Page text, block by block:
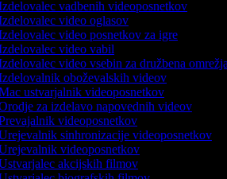
vadbenih videoposnetkov
video oglasov
video posnetkov za igre
video vabil
video vsebin za družbena omrežja
oboževalskih videov
ustvarjalnik videoposnetkov
za izdelavo napovednih videov
videoposnetkov
sinhronizacije videoposnetkov
videoposnetkov
akcijskih filmov